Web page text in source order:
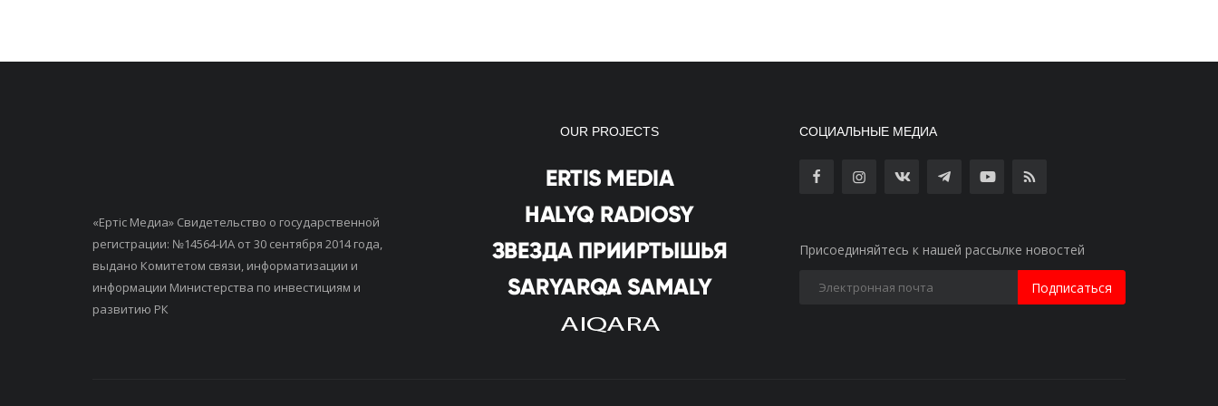
«Ертiс Медиа» Свидетельство о государственной
регистрации: №14564-ИА от 30 сентября 2014 года,
выдано Комитетом связи, информатизации и
информации Министерства по инвестициям и
развитию РК
OUR PROJECTS СОЦИАЛЬНЫЕ МЕДИА
Присоединяйтесь к нашей рассылке новостей
Подписаться